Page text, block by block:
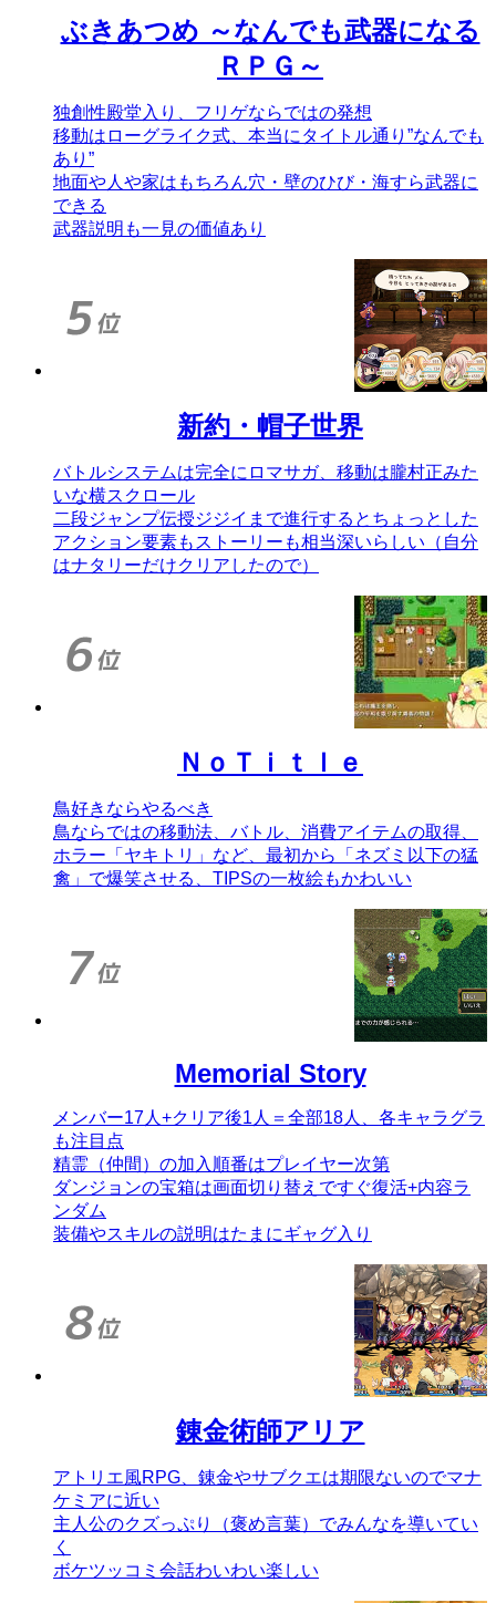
ぶきあつめ ～なんでも武器になる
ＲＰＧ～
独創性殿堂入り、フリゲならではの発想
移動はローグライク式、本当にタイトル通り”なんでも
あり”
地面や人や家はもちろん穴・壁のひび・海すら武器に
できる
武器説明も一見の価値あり
新約・帽子世界
バトルシステムは完全にロマサガ、移動は朧村正みた
いな横スクロール
二段ジャンプ伝授ジジイまで進行するとちょっとした
アクション要素もストーリーも相当深いらしい（自分
はナタリーだけクリアしたので）
ＮｏＴｉｔｌｅ
鳥好きならやるべき
鳥ならではの移動法、バトル、消費アイテムの取得、
ホラー「ヤキトリ」など、最初から「ネズミ以下の猛
禽」で爆笑させる、TIPSの一枚絵もかわいい
Memorial Story
メンバー17人+クリア後1人＝全部18人、各キャラグラ
も注目点
精霊（仲間）の加入順番はプレイヤー次第
ダンジョンの宝箱は画面切り替えですぐ復活+内容ラ
ンダム
装備やスキルの説明はたまにギャグ入り
錬金術師アリア
アトリエ風RPG、錬金やサブクエは期限ないのでマナ
ケミアに近い
主人公のクズっぷり（褒め言葉）でみんなを導いてい
く
ボケツッコミ会話わいわい楽しい